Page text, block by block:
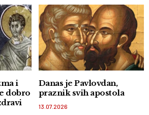
i
dobro
Danas je Pavlovdan,
praznik svih apostola
13.07.2026